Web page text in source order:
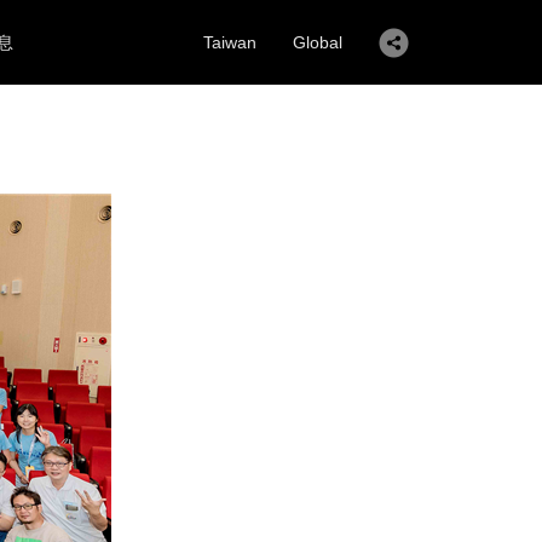
Taiwan Global